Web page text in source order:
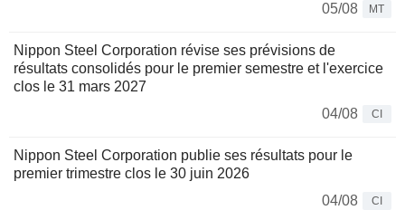
05/08
MT
Nippon Steel Corporation révise ses prévisions de
résultats consolidés pour le premier semestre et l'exercice
clos le 31 mars 2027
04/08
CI
Nippon Steel Corporation publie ses résultats pour le
premier trimestre clos le 30 juin 2026
04/08
CI